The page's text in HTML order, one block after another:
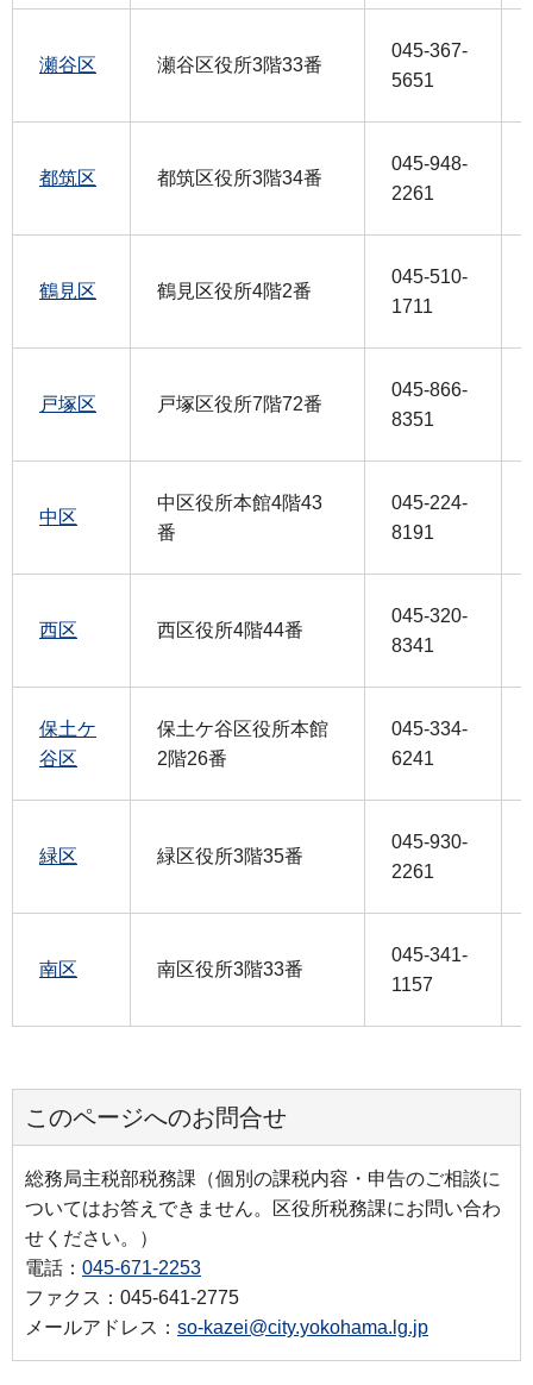
瀬谷区 瀬谷区役所3階33番
045-367-
5651
都筑区 都筑区役所3階34番
045-948-
2261
鶴見区 鶴見区役所4階2番
045-510-
1711
戸塚区 戸塚区役所7階72番
045-866-
8351
中区
中区役所本館4階43
番
045-224-
8191
西区 西区役所4階44番
045-320-
8341
保土ケ
谷区
保土ケ谷区役所本館
2階26番
045-334-
6241
緑区 緑区役所3階35番
045-930-
2261
南区 南区役所3階33番
045-341-
1157
このページへのお問合せ
総務局主税部税務課（個別の課税内容・申告のご相談に
ついてはお答えできません。区役所税務課にお問い合わ
せください。）
電話： 045-671-2253
ファクス：045-641-2775
メールアドレス： so-kazei@city.yokohama.lg.jp